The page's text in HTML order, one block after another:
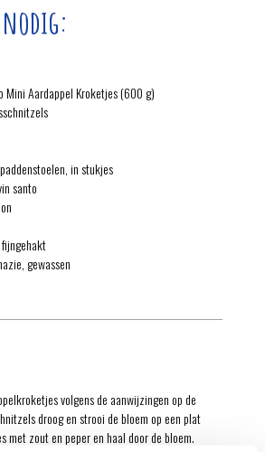
Mini Aardappel Kroketjes (600 g)
in stukjes
santo
gewassen
volgens de aanwijzingen op de
droog en strooi de bloem op een plat
met zout en peper en haal door de bloem.